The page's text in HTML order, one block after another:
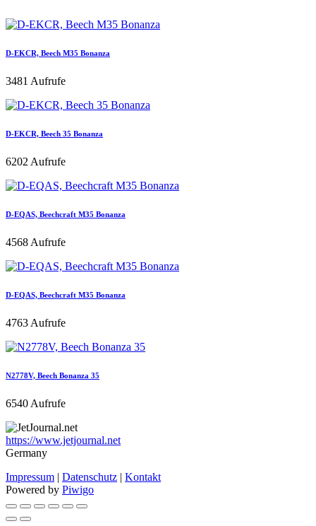
D-EKCR, Beech M35 Bonanza
3481 Aufrufe
D-EKCR, Beech 35 Bonanza
6202 Aufrufe
D-EQAS, Beechcraft M35 Bonanza
4568 Aufrufe
D-EQAS, Beechcraft M35 Bonanza
4763 Aufrufe
N2778V, Beech Bonanza 35
6540 Aufrufe
https://www.jetjournal.net
Germany
Impressum | Datenschutz | Kontakt
Powered by Piwigo